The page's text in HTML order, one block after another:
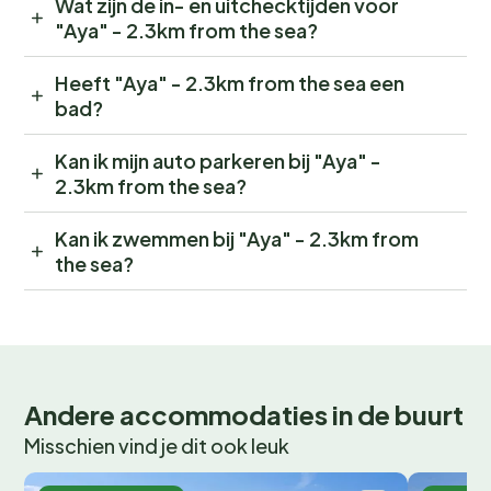
Wat zijn de in- en uitchecktijden voor
"Aya" - 2.3km from the sea?
Heeft "Aya" - 2.3km from the sea een
bad?
Kan ik mijn auto parkeren bij "Aya" -
2.3km from the sea?
Kan ik zwemmen bij "Aya" - 2.3km from
the sea?
Andere accommodaties in de buurt
Misschien vind je dit ook leuk